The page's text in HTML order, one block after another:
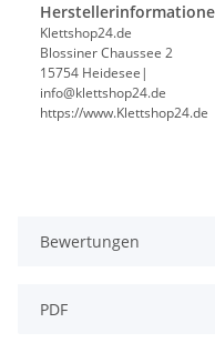
Klettshop24.de
Blossiner Chaussee 2
15754 Heidesee|
info@klettshop24.de
https://www.Klettshop24.de
Bewertungen
PDF